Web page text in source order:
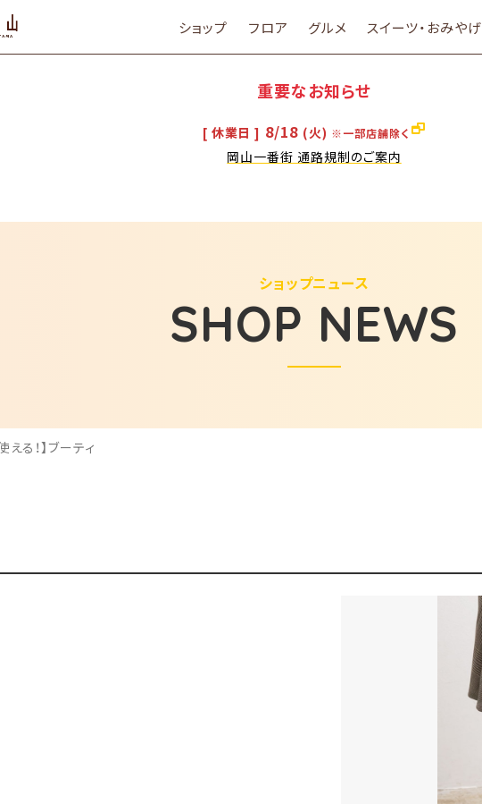
ショップ フロア グルメ スイーツ・おみやげ
重要なお知らせ
[ 休業日 ] 8/18 (火) ※一部店舗除く
岡山一番街 通路規制のご案内
SHOP NEWS
ショップニュース
える！】ブーティ